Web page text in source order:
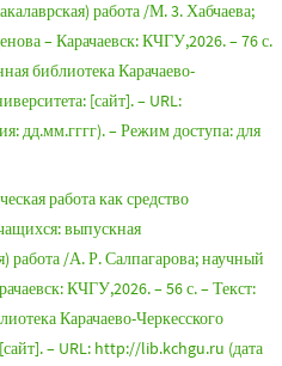
работа /М. 3. Хабчаева;
– Карачаевск: КЧГУ,2026. – 76 с.
библиотека Карачаево-
[сайт]. – URL:
дд.мм.гггг). – Режим доступа: для
работа как средство
выпускная
работа /А. Р. Салпагарова; научный
КЧГУ,2026. – 56 с. – Текст:
Карачаево-Черкесского
– URL: http://lib.kchgu.ru (дата